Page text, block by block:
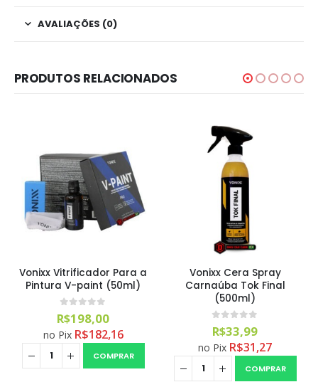
AVALIAÇÕES (0)
PRODUTOS RELACIONADOS
Vonixx Vitrificador Para a
Pintura V-paint (50ml)
0out of 5
R$198,00
no Pix R$182,16
COMPRAR
Vonixx Cera Spray
Carnaúba Tok Final
(500ml)
0 out of 5
R$33,99
no Pix R$31,27
COMPRAR